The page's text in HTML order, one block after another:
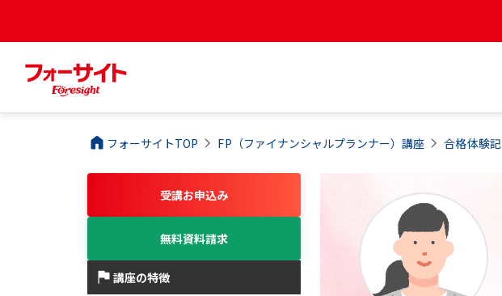
フォーサイトTOP FP（ファイナンシャルプランナー）講座 合格体験記
受講お申込み
無料資料請求
講座の特徴